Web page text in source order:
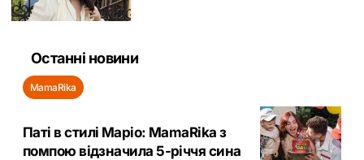
Останні новини
MamaRika
Паті в стилі Маріо: MamaRika з
помпою відзначила 5-річчя сина